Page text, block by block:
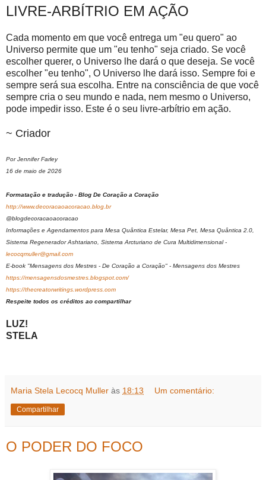
LIVRE-ARBÍTRIO EM AÇÃO
Cada momento em que você entrega um "eu quero" ao
Universo permite que um "eu tenho" seja criado. Se você
escolher querer, o Universo lhe dará o que deseja. Se você
escolher "eu tenho", O Universo lhe dará isso. Sempre foi e
sempre será sua escolha. Entre na consciência de que você
sempre cria o seu mundo e nada, nem mesmo o Universo,
pode impedir isso. Este é o seu livre-arbítrio em ação.
~ Criador
Por Jennifer Farley
16 de maio de 2026
Formatação e tradução - Blog De Coração a Coração
http://www.decoracaoacoracao.blog.br
@blogdecoracaoacoracao
Informações e Agendamentos para Mesa Quântica Estelar, Mesa Pet, Mesa Quântica 2.0,
Sistema Regenerador Ashtariano, Sistema Arcturiano de Cura Multidimensional -
lecocqmuller@gmail.com
E-book "Mensagens dos Mestres - De Coração a Coração" - Mensagens dos Mestres
https://mensagensdosmestres.blogspot.com/
https://thecreatorwritings.wordpress.com
Respeite todos os créditos ao compartilhar
LUZ!
STELA
Maria Stela Lecocq Muller às 18:13 Um comentário:
Compartilhar
O PODER DO FOCO